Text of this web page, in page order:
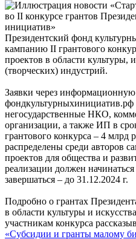
Президентский фонд
кампанию II грантового
проектов в области культуры,
(творческих) индустрий.
Заявки через
фондкультурныхинициатив.рф
негосударственные НКО,
организации, а также ИП в
грантового конкурса – 4 млрд
распределены среди авторов
проектов для общества и
реализации должен
завершаться – до 31.12.2024 г.
Подробно о грантах
в области культуры и
участникам конкурса
«Субсидии и гранты малому